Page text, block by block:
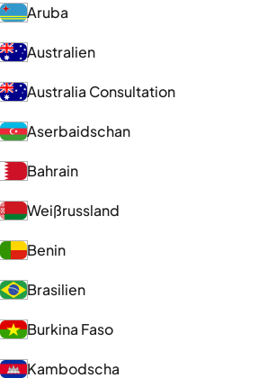
Aruba
Australien
Australia Consultation
Aserbaidschan
Bahrain
Weißrussland
Benin
Brasilien
Burkina Faso
Kambodscha